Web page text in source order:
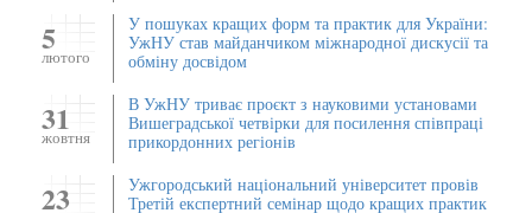
5
лютого
У пошуках кращих форм та практик для України:
УжНУ став майданчиком міжнародної дискусії та
обміну досвідом
31
жовтня
В УжНУ триває проєкт з науковими установами
Вишеградської четвірки для посилення співпраці
прикордонних регіонів
23
Ужгородський національний університет провів
Третій експертний семінар щодо кращих практик